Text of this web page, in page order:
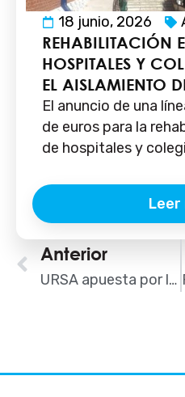
18 junio, 2026
REHABILITACIÓN
HOSPITALES Y
EL AISLAMIENTO
El anuncio de una
de euros para la
de hospitales y
Leer
Ant
Anterior
URSA apuesta por las energías renovables con la instalación de plantas fotovoltaicas en sus fábricas de Tarragona